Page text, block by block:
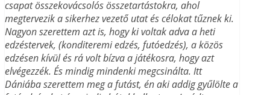
csapat összekovácsolós összetartástokra, ahol
megtervezik a sikerhez vezető utat és célokat tűznek ki.
Nagyon szerettem azt is, hogy ki voltak adva a heti
edzéstervek, (konditeremi edzés, futóedzés), a közös
edzésen kívül és rá volt bízva a játékosra, hogy azt
elvégezzék. És mindig mindenki megcsinálta. Itt
Dániába szerettem meg a futást, én aki addig gyűlölte a